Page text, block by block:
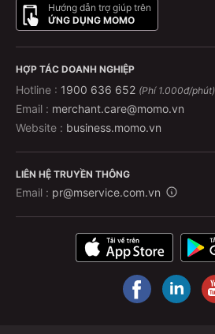
Hướng dẫn trợ giúp trên
ỨNG DỤNG MOMO
HỢP TÁC DOANH NGHIỆP
Hotline : 1900 636 652 (Phí 1.000đ/phút)
Email : merchant.care@momo.vn
Website : business.momo.vn
LIÊN HỆ TRUYỀN THÔNG
Email : pr@mservice.com.vn